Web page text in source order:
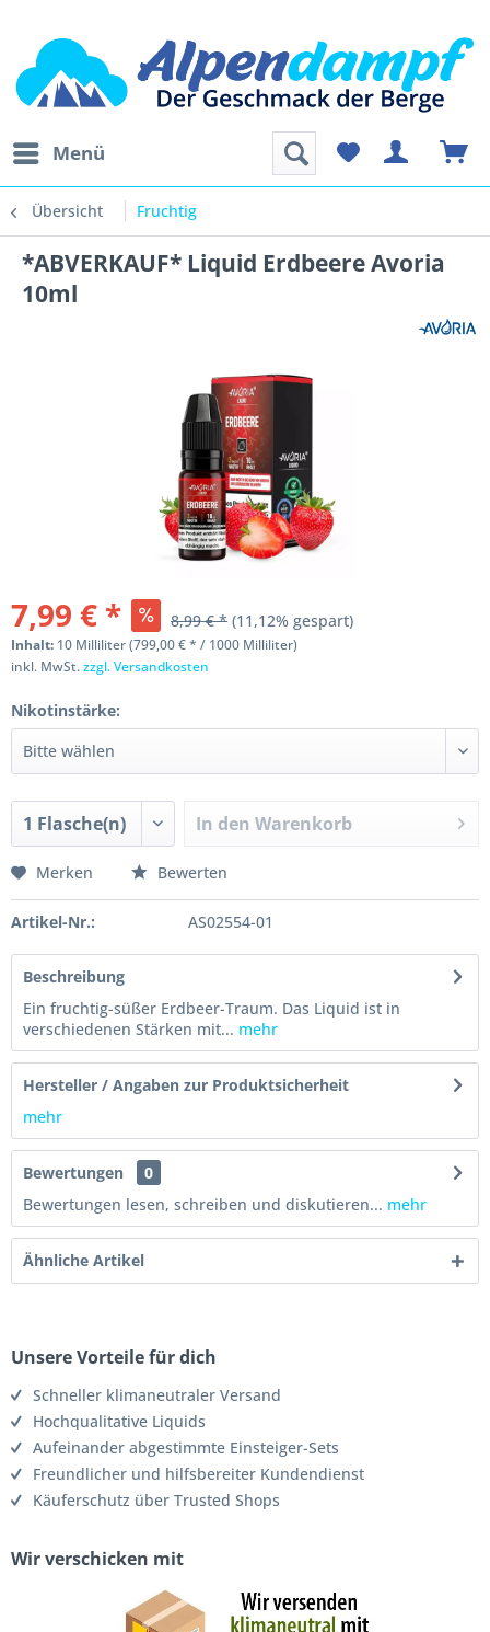
Menü
Übersicht Fruchtig
*ABVERKAUF* Liquid Erdbeere Avoria
10ml
7,99 € * 8,99 € * (11,12% gespart)
Inhalt: 10 Milliliter (799,00 € * / 1000 Milliliter)
inkl. MwSt.zzgl. Versandkosten
Nikotinstärke:
In den Warenkorb
Merken Bewerten
Artikel-Nr.: AS02554-01
Beschreibung
Ein fruchtig-süßer Erdbeer-Traum. Das Liquid ist in
verschiedenen Stärken mit... mehr
Hersteller / Angaben zur Produktsicherheit
mehr
Bewertungen
0
Bewertungen lesen, schreiben und diskutieren... mehr
Ähnliche Artikel
Unsere Vorteile für dich
Schneller klimaneutraler Versand
Hochqualitative Liquids
Aufeinander abgestimmte Einsteiger-Sets
Freundlicher und hilfsbereiter Kundendienst
Käuferschutz über Trusted Shops
Wir verschicken mit